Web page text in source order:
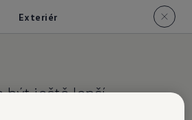
Exteriér
být ještě lepší